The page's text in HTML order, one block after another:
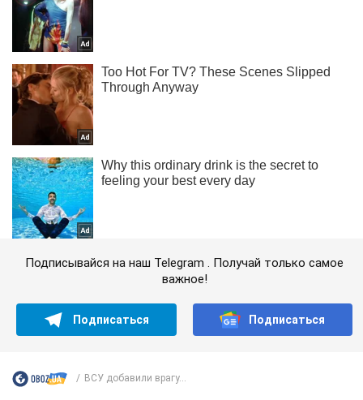
Подписывайся на наш Telegram . Получай только самое
важное!
Подписаться Подписаться
ВСУ добавили врагу...